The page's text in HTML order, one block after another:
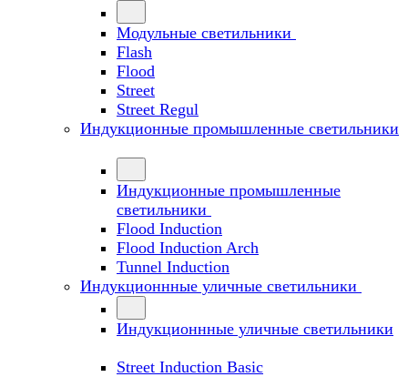
Модульные светильники
Flash
Flood
Street
Street Regul
Индукционные промышленные светильники
Индукционные промышленные
светильники
Flood Induction
Flood Induction Arch
Tunnel Induction
Индукционнные уличные светильники
Индукционнные уличные светильники
Street Induction Basic